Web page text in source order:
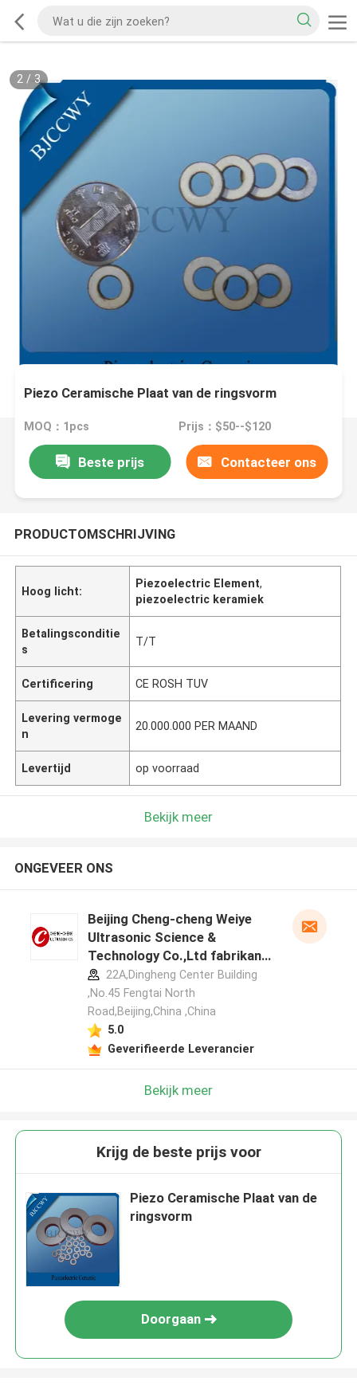
2/ 3
Piezo Ceramische Plaat van de ringsvorm
MOQ：1pcs Prijs：$50--$120
Beste prijs Contacteer ons
PRODUCTOMSCHRIJVING
Hoog licht:
Piezoelectric Element,
piezoelectric keramiek
Betalingsconditie
s
T/T
Certificering CE ROSH TUV
Levering vermoge
n
20.000.000 PER MAAND
Levertijd op voorraad
Bekijk meer
ONGEVEER ONS
Beijing Cheng-cheng Weiye
Ultrasonic Science &
Technology Co.,Ltd fabrikant
profiel22A,Dingheng Center Building
,No.45 Fengtai North
Road,Beijing,China ,China
5.0
Geverifieerde Leverancier
Bekijk meer
Krijg de beste prijs voor
Piezo Ceramische Plaat van de
ringsvorm
Doorgaan